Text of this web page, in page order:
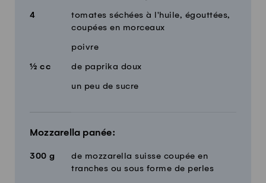
4
tomates séchées à l'huile, égouttées,
coupées en morceaux
poivre
½ cc de paprika doux
un peu de sucre
Mozzarella panée:
300 g
de mozzarella suisse coupée en
tranches ou sous forme de perles